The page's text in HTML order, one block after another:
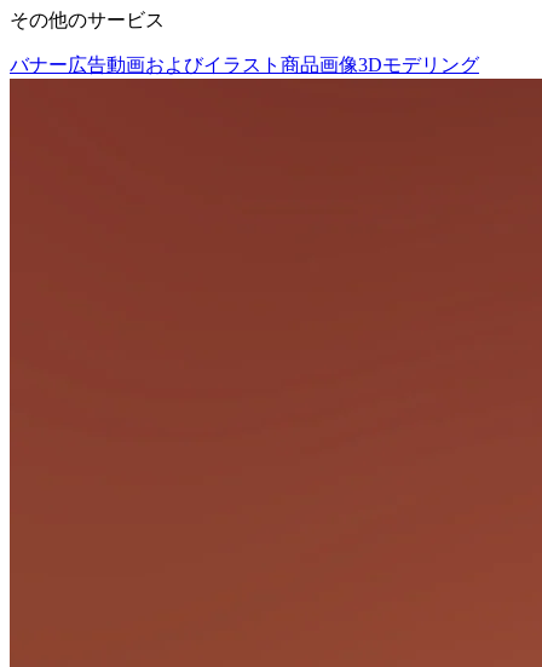
その他のサービス
バナー広告動画およびイラスト 商品画像3Dモデリング